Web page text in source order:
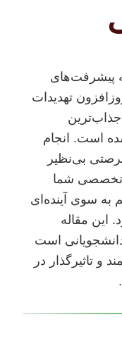
پیشرفت‌های
تهدیدات
جذاب‌ترین
است. انجام
بی‌نظیر
تخصصی شما
به سوی آینده‌ای
این مقاله
است
و تاثیرگذار در